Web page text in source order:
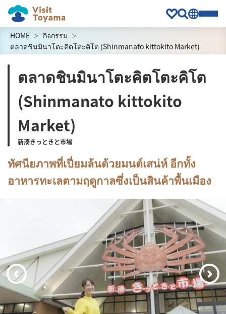
HOME
กิจกรรม
ตลาดชินมินาโตะคิตโตะคิโต (Shinmanato kittokito Market)
ตลาดชินมินาโตะคิตโตะคิโต
(Shinmanato kittokito
Market)
新湊きっときと市場
ทัศนียภาพที่เปี่ยมล้นด้วยมนต์เสน่ห์ อีกทั้ง
อาหารทะเลตามฤดูกาลซึ่งเป็นสินค้าพื้นเมือง